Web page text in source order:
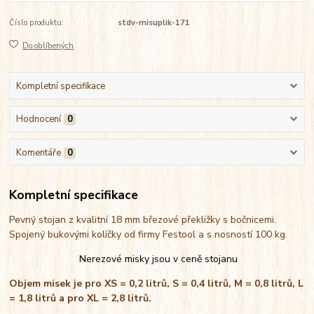
Číslo produktu: stdv-misuplik-171
Do oblíbených
Kompletní specifikace
Hodnocení 0
Komentáře 0
Kompletní specifikace
Pevný stojan z kvalitní 18 mm březové překližky s bočnicemi.
Spojený bukovými kolíčky od firmy Festool a s nosností 100 kg.
Nerezové misky jsou v ceně stojanu
Objem misek je pro XS = 0,2 litrů, S = 0,4 litrů, M = 0,8 litrů, L
= 1,8 litrů a pro XL = 2,8 litrů.